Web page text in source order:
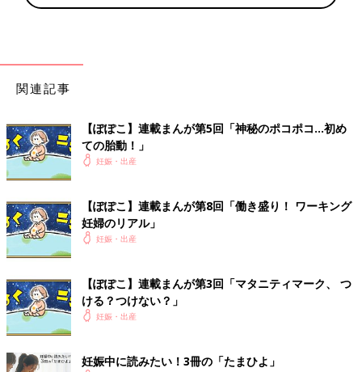
関連記事
【ぽぽこ】連載まんが第5回「神秘のポコポコ…初め
ての胎動！」
妊娠・出産
【ぽぽこ】連載まんが第8回「働き盛り！ ワーキング
妊婦のリアル」
妊娠・出産
【ぽぽこ】連載まんが第3回「マタニティマーク、 つ
ける？つけない？」
妊娠・出産
妊娠中に読みたい！3冊の「たまひよ」